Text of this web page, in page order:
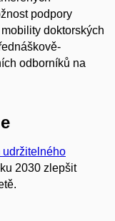
podpory
doktorských
odborníků na
udržitelného
2030 zlepšit